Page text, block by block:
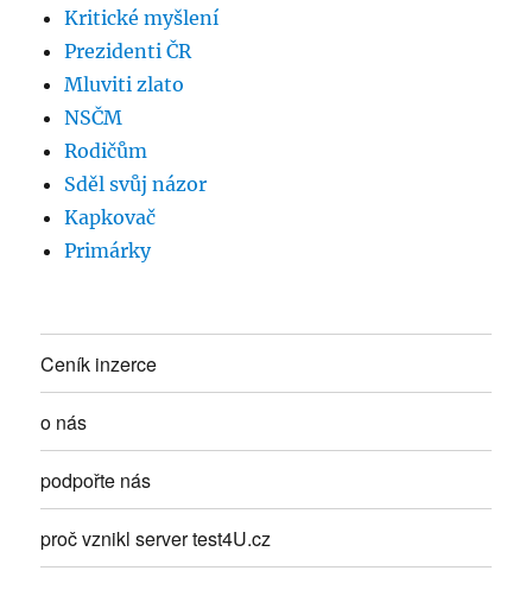
Kritické myšlení
Prezidenti ČR
Mluviti zlato
NSČM
Rodičům
Sděl svůj názor
Kapkovač
Primárky
Ceník inzerce
o nás
podpořte nás
proč vznikl server test4U.cz